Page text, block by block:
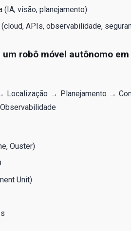
(IA, visão, planejamento)
APIs, observabilidade,
robô móvel autônomo em
Localização → Planejamento →
Ouster)
Unit)